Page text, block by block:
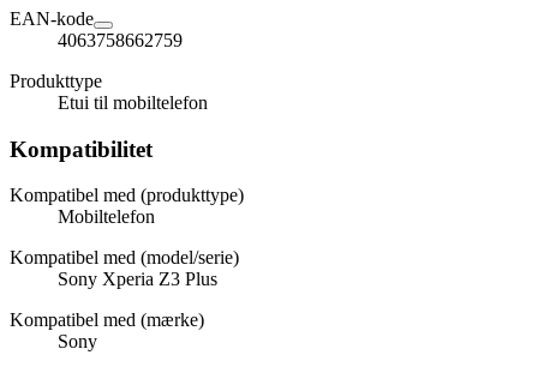
EAN-kode
4063758662759
Produkttype
Etui til mobiltelefon
Kompatibilitet
Kompatibel med (produkttype)
Mobiltelefon
Kompatibel med (model/serie)
Sony Xperia Z3 Plus
Kompatibel med (mærke)
Sony